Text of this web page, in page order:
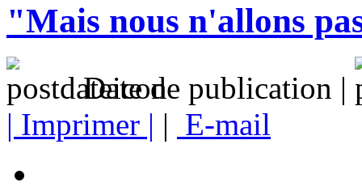
"Mais nous n'allons
Date de publication |
| Imprimer | | E-mail